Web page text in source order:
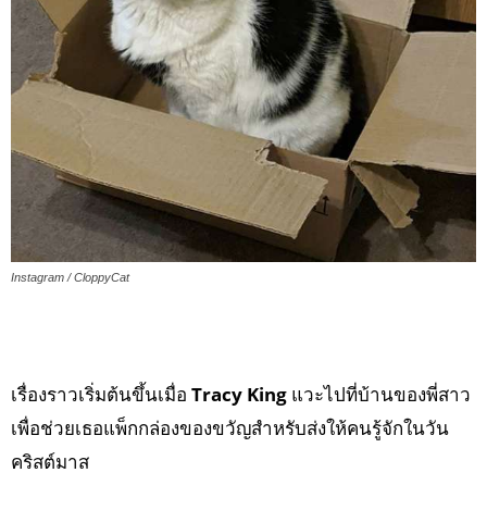
Instagram / CloppyCat
เรื่องราวเริ่มต้นขึ้นเมื่อ Tracy King แวะไปที่บ้านของพี่สาว
เพื่อช่วยเธอแพ็กกล่องของขวัญสำหรับส่งให้คนรู้จักในวัน
คริสต์มาส